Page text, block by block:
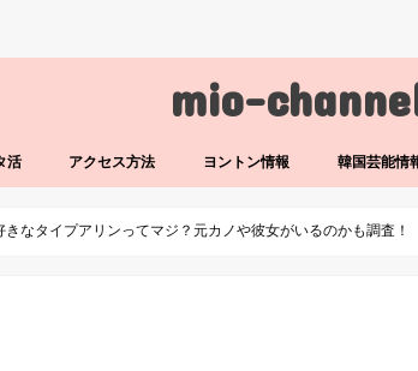
mio-
活 アクセス方法 ヨントン情報 韓国芸能情
きなタイプアリンってマジ？元カノや彼女がいるのかも調査！